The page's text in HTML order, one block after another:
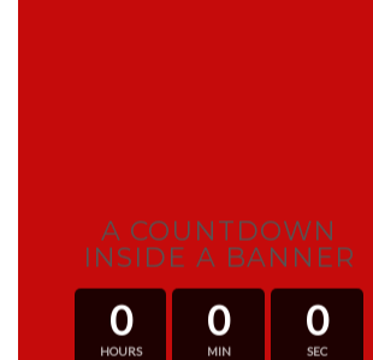
A COUNTDOWN
INSIDE A BANNER
0
HOURS
0
MIN
0
SEC